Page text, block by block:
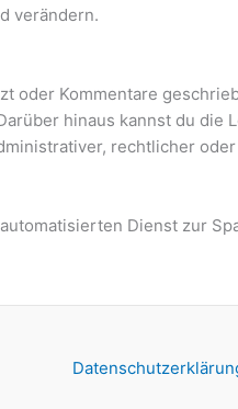
verändern.
oder Kommentare
hinaus kannst du
rechtlicher
Dienst zur